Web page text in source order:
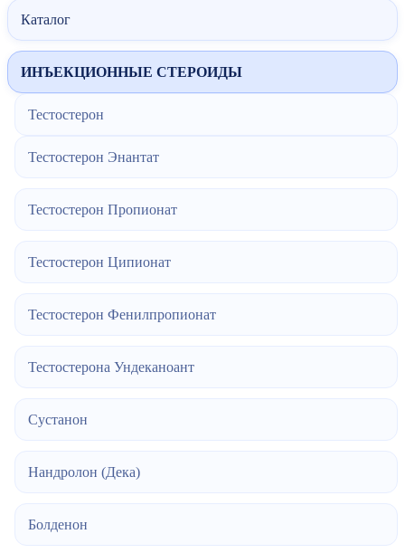
Каталог
ИНЪЕКЦИОННЫЕ СТЕРОИДЫ
Тестостерон
Тестостерон Энантат
Тестостерон Пропионат
Тестостерон Ципионат
Тестостерон Фенилпропионат
Тестостерона Ундеканоант
Сустанон
Нандролон (Дека)
Болденон